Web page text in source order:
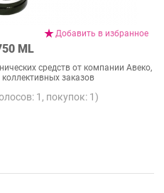
Добавить в избранное
ML
средств от компании Авеко,
заказов
1 , покупок: 1)